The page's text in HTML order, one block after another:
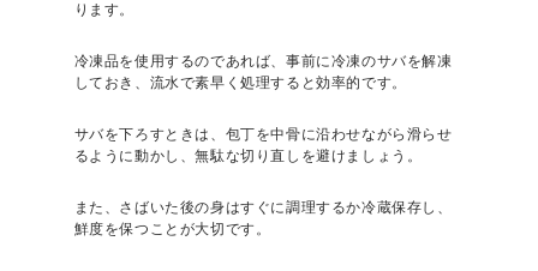
ります。
冷凍品を使用するのであれば、事前に冷凍のサバを解凍
しておき、流水で素早く処理すると効率的です。
サバを下ろすときは、包丁を中骨に沿わせながら滑らせ
るように動かし、無駄な切り直しを避けましょう。
また、さばいた後の身はすぐに調理するか冷蔵保存し、
鮮度を保つことが大切です。